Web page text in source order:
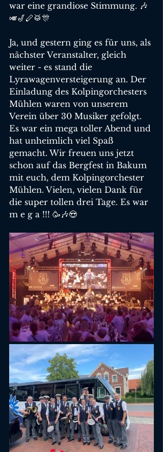
war eine grandiose Stimmung. 🎶
🎺🎷🪈🥁🎊
Ja, und gestern ging es für uns, als
nächster Veranstalter, gleich
weiter - es stand die
Lyrawagenversteigerung an. Der
Einladung des Kolpingorchesters
Mühlen waren von unserem
Verein über 30 Musiker gefolgt.
Es war ein mega toller Abend und
hat unheimlich viel Spaß
gemacht. Wir freuen uns jetzt
schon auf das Bergfest in Bakum
mit euch, dem Kolpingorchester
Mühlen. Vielen, vielen Dank für
die super tollen drei Tage. Es war
m e g a !!! 🥳🎶😍